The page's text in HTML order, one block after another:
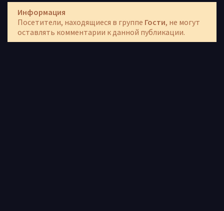
Информация
Посетители, находящиеся в группе Гости, не могут
оставлять комментарии к данной публикации.